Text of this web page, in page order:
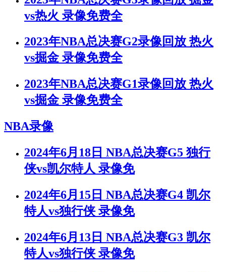
vs热火 录像免费全
2023年NBA总决赛G2录像回放 热火
vs掘金 录像免费全
2023年NBA总决赛G1录像回放 热火
vs掘金 录像免费全
NBA录像
2024年6月18日 NBA总决赛G5 独行
侠vs凯尔特人 录像免
2024年6月15日 NBA总决赛G4 凯尔
特人vs独行侠 录像免
2024年6月13日 NBA总决赛G3 凯尔
特人vs独行侠 录像免